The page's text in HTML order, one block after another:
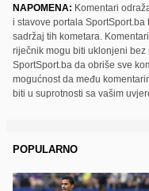
NAPOMENA: Komentari
i stavove portala
sadržaj tih kometara.
riječnik mogu biti uklonjeni
SportSport.ba da obriše sve
mogućnost da među
biti u suprotnosti sa vašim
POPULARNO